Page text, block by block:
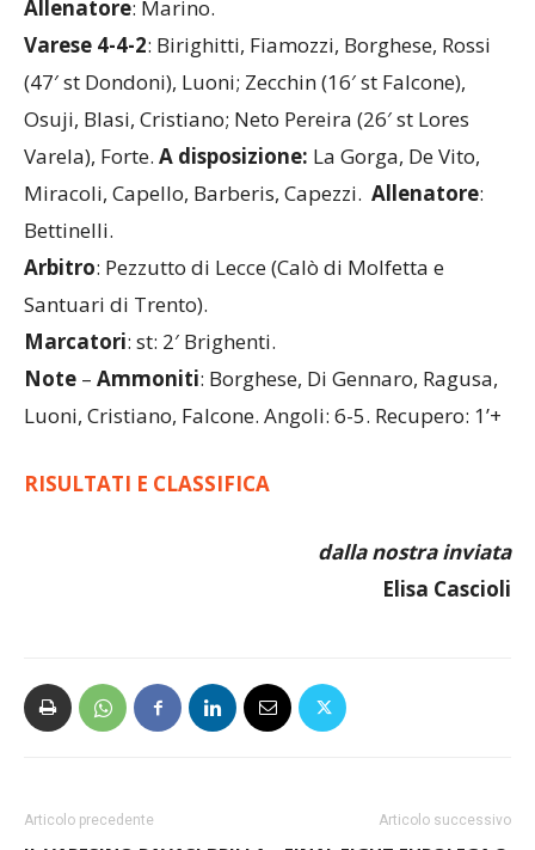
Spinazzola, Alhassan, Garcia, Gentili, Camisa.
Allenatore: Marino.
Varese 4-4-2: Birighitti, Fiamozzi, Borghese, Rossi
(47′ st Dondoni), Luoni; Zecchin (16′ st Falcone),
Osuji, Blasi, Cristiano; Neto Pereira (26′ st Lores
Varela), Forte.A disposizione:La Gorga, De Vito,
Miracoli, Capello, Barberis, Capezzi.
Bettinelli.
Arbitro: Pezzutto di Lecce (Calò di Molfetta e
Santuari di Trento).
Marcatori: st: 2′ Brighenti.
Note–Ammoniti: Borghese, Di Gennaro, Ragusa,
dalla nostra inviata